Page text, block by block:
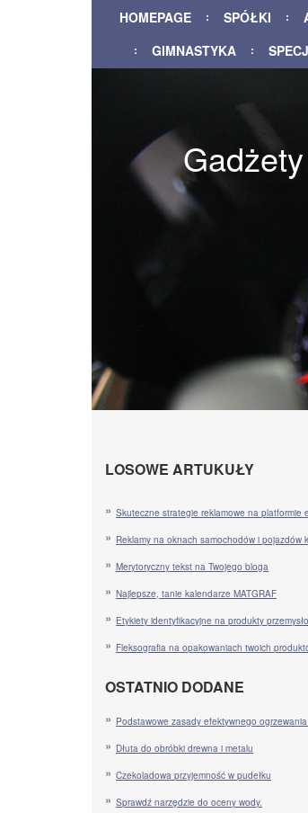
HOMEPAGE SPÓŁKI
GIMNASTYKA
LOSOWE ARTUKUŁY
Skuteczne strategie reklamowe na platformie
Reklamy na oknach samochodów i pojazdów
Merytoryczny tekst na Twojego bloga
Najlepsze, tanie kalendarze MATGRAF
Etykiety identyfikacyjne na produkty
Fleksografia na opakowaniach twoich
OSTATNIO DODANE
Podstawowe zasady efektywnego
Dłuta do obróbki drewna i metalu
Czekoladowa przyjemność w pudełku
Sprawdź narzędzie do oceny wody.